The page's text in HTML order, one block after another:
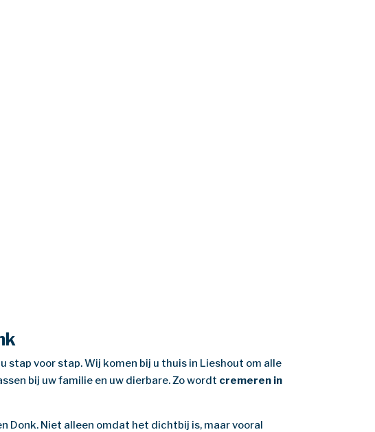
stap voor stap. Wij komen bij u thuis in Lieshout om alle
bij uw familie en uw dierbare. Zo wordt cremeren in
Donk. Niet alleen omdat het dichtbij is, maar vooral